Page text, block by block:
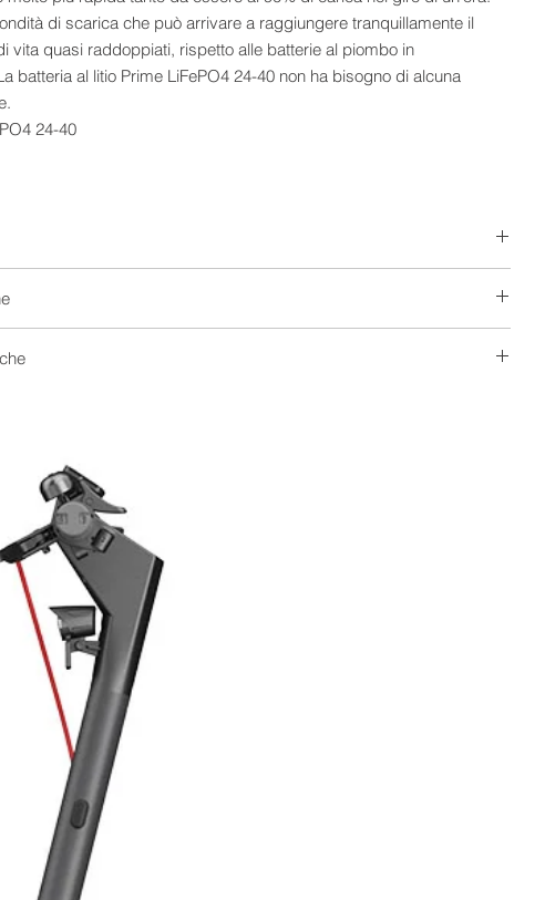
di scarica che può arrivare a raggiungere tranquillamente il
vita quasi raddoppiati, rispetto alle batterie al piombo in
batteria al litio Prime LiFePO4 24-40 non ha bisogno di alcuna